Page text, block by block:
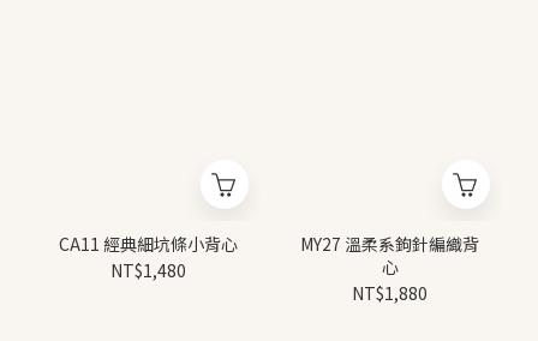
CA11 經典細坑條小背心
NT$1,480
MY27 溫柔系鉤針編織背
心
NT$1,880